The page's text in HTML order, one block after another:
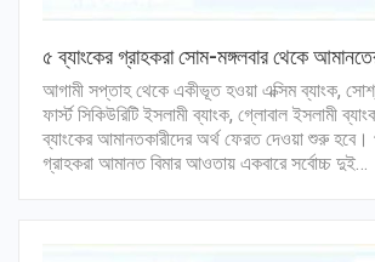
৫ ব্যাংকের গ্রাহকরা সোম-মঙ্গলবার থেকে
আগামী সপ্তাহ থেকে একীভূত হওয়া এক্সিম ব্যাংক,
ফার্স্ট সিকিউরিটি ইসলামী ব্যাংক, গ্লোবাল ইসলামী
ব্যাংকের আমানতকারীদের অর্থ ফেরত দেওয়া শুরু হবে।
গ্রাহকরা আমানত বিমার আওতায় একবারে সর্বোচ্চ দুই…